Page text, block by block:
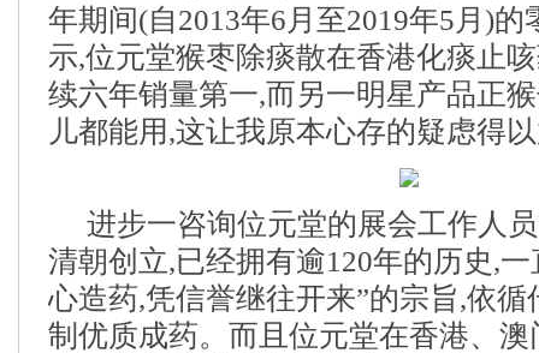
年期间(自2013年6月至2019年5月)的
示,位元堂猴枣除痰散在香港化痰止
续六年销量第一,而另一明星产品正
儿都能用,这让我原本心存的疑虑得
进步一咨询位元堂的展会工作人
清朝创立,已经拥有逾120年的历史,
心造药,凭信誉继往开来”的宗旨,依循
制优质成药。而且位元堂在香港、